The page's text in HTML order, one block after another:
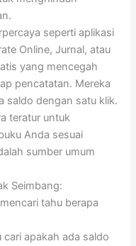
seperti aplikasi
Online, Jurnal, atau
yang mencegah
pencatatan. Mereka
saldo dengan satu klik.
teratur untuk
Anda sesuai
sumber umum
Seimbang:
tahu berapa
cari apakah ada saldo